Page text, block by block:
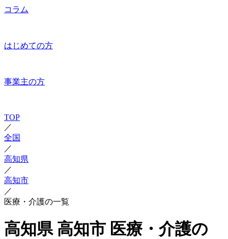
コラム
はじめての方
事業主の方
TOP
／
全国
／
高知県
／
高知市
／
医療・介護の一覧
高知県 高知市 医療・介護の